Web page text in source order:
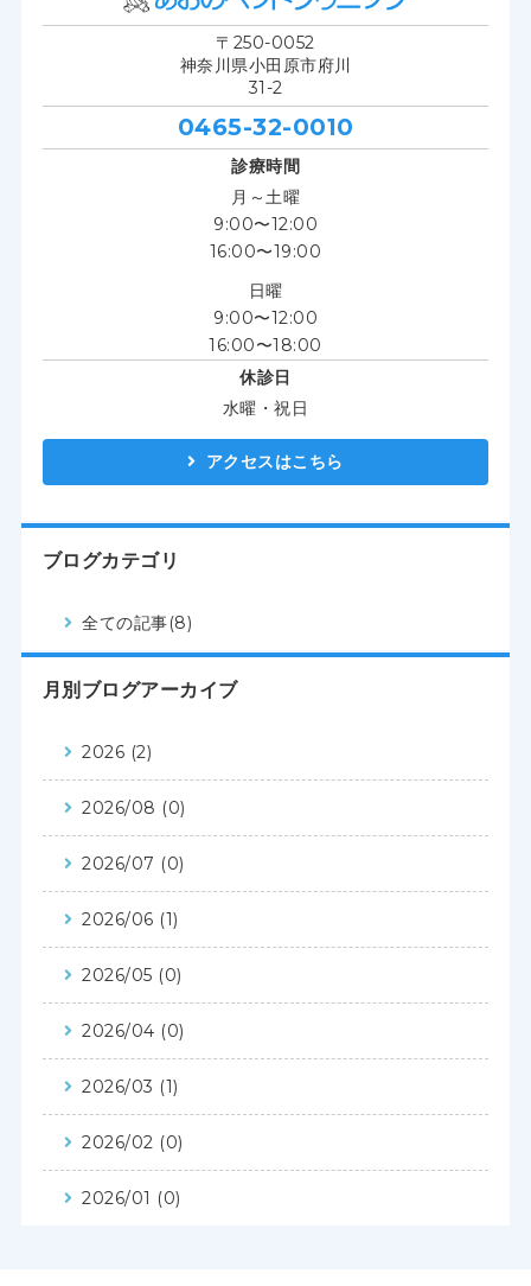
〒250-0052
神奈川県小田原市府川
31-2
0465-32-0010
診療時間
月～土曜
9:00〜12:00
16:00〜19:00
日曜
9:00〜12:00
16:00〜18:00
休診日
水曜・祝日
アクセスはこちら
ブログカテゴリ
全ての記事(8)
月別ブログアーカイブ
2026 (2)
2026/08 (0)
2026/07 (0)
2026/06 (1)
2026/05 (0)
2026/04 (0)
2026/03 (1)
2026/02 (0)
2026/01 (0)